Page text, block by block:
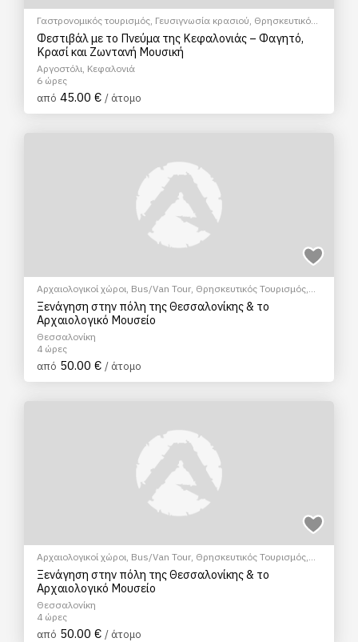
Γαστρονομικός τουρισμός, Γευσιγνωσία κρασιού, Θρησκευτικός
Τουρισμός , Πολιτιστικά - Πολιτισμικά
Φεστιβάλ με το Πνεύμα της Κεφαλονιάς – Φαγητό,
Κρασί και Ζωντανή Μουσική
Αργοστόλι, Κεφαλονιά
6 ώρες
από 45.00 € / άτομο
Αρχαιολογικοί χώροι, Bus/Van Tour, Θρησκευτικός Τουρισμός,
Μουσεία
Πεζοπορία Πόλης
Ξενάγηση στην πόλη της Θεσσαλονίκης & το
Αρχαιολογικό Μουσείο
Θεσσαλονίκη
4 ώρες
από 50.00 € / άτομο
Αρχαιολογικοί χώροι, Bus/Van Tour, Θρησκευτικός Τουρισμός,
Μουσεία
Πεζοπορία Πόλης
Ξενάγηση στην πόλη της Θεσσαλονίκης & το
Αρχαιολογικό Μουσείο
Θεσσαλονίκη
4 ώρες
από 50.00 € / άτομο